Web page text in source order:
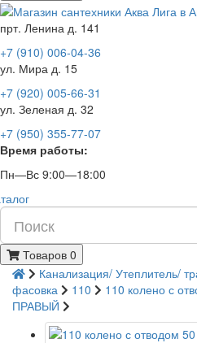
прт. Ленина д. 141
+7 (910) 006-04-36
ул. Мира д. 15
+7 (920) 005-66-31
ул. Зеленая д. 32
+7 (950) 355-77-07
Время работы:
Пн—Вс 9:00—18:00
Товаров 0
Канализация/ Утеплитель/
фасовка
110
110 колено с
ПРАВЫЙ